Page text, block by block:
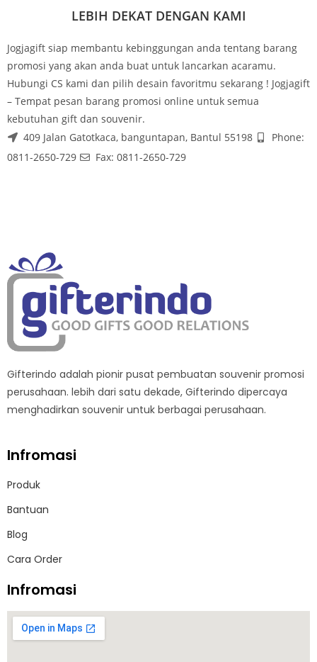
LEBIH DEKAT DENGAN KAMI
Jogjagift siap membantu kebinggungan anda tentang barang
promosi yang akan anda buat untuk lancarkan acaramu.
Hubungi CS kami dan pilih desain favoritmu sekarang ! Jogjagift
– Tempat pesan barang promosi online untuk semua
kebutuhan gift dan souvenir.
409 Jalan Gatotkaca, banguntapan, Bantul 55198
Phone:
0811-2650-729
Fax: 0811-2650-729
Gifterindo adalah pionir pusat pembuatan souvenir promosi
perusahaan. lebih dari satu dekade, Gifterindo dipercaya
menghadirkan souvenir untuk berbagai perusahaan.
Infromasi
Produk
Bantuan
Blog
Cara Order
Infromasi